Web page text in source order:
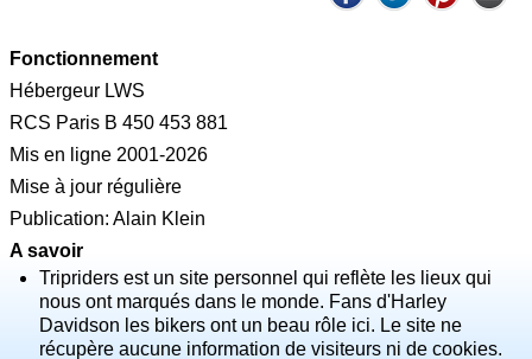
Fonctionnement
Hébergeur LWS
RCS Paris B 450 453 881
Mis en ligne 2001-2026
Mise à jour régulière
Publication: Alain Klein
A savoir
Tripriders est un site personnel qui reflète les lieux qui
nous ont marqués dans le monde. Fans d'Harley
Davidson les bikers ont un beau rôle ici. Le site ne
récupère aucune information de visiteurs ni de cookies.